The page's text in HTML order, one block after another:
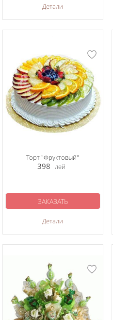
Детали
Торт "Фруктовый"
398 лей
Детали
ЗАКАЗАТЬ